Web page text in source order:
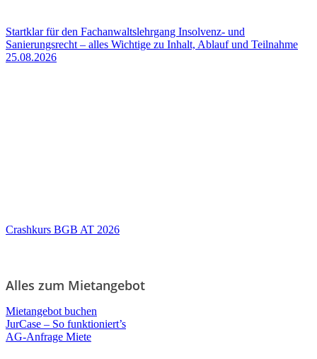
Startklar für den Fachanwaltslehrgang Insolvenz- und
Sanierungsrecht – alles Wichtige zu Inhalt, Ablauf und Teilnahme
25.08.2026
Crashkurs BGB AT 2026
Alles zum Mietangebot
Mietangebot buchen
JurCase – So funktioniert’s
AG-Anfrage Miete